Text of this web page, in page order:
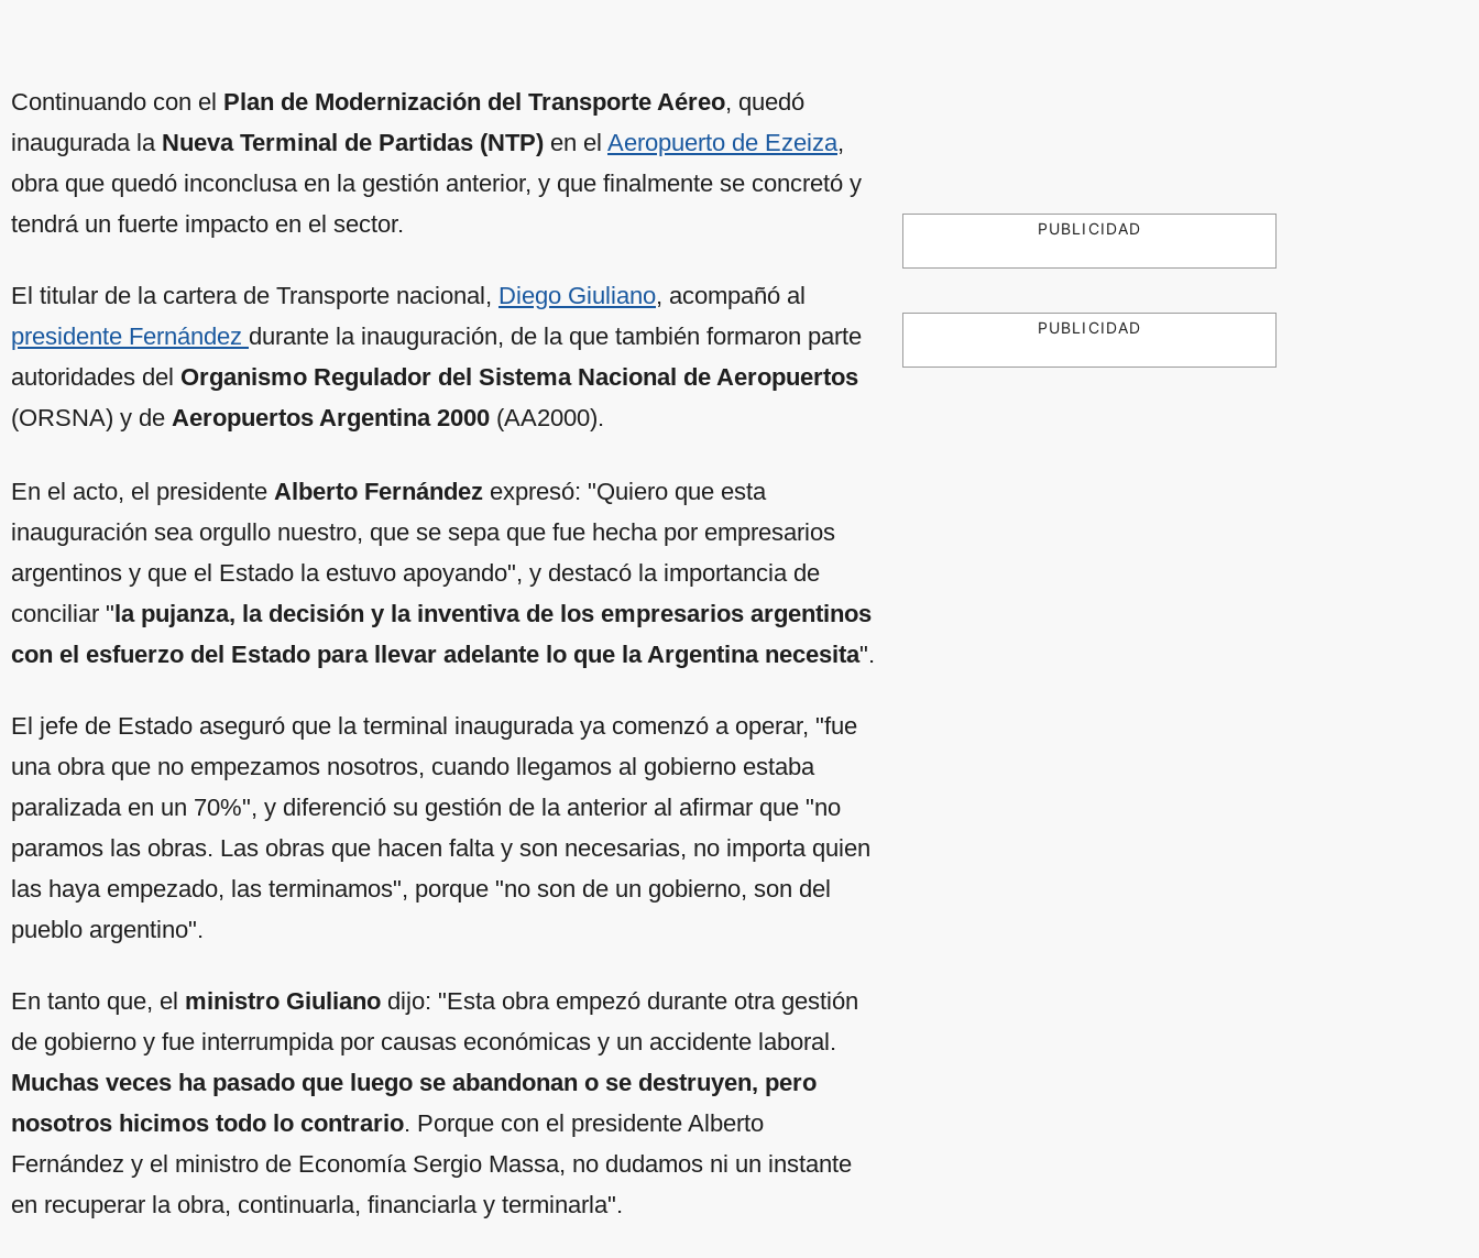
Continuando con el Plan de Modernización del Transporte Aéreo, quedó
inaugurada laNueva Terminal de Partidas (NTP) en el Aeropuerto de Ezeiza,
obra que quedó inconclusa en la gestión anterior, y que finalmente se concretó y
tendrá un fuerte impacto en el sector.
El titular de la cartera de Transporte nacional, Diego Giuliano, acompañó al
presidente Fernández durante la inauguración, de la que también formaron parte
autoridades del Organismo Regulador del Sistema Nacional de Aeropuertos
(ORSNA) y de Aeropuertos Argentina 2000 (AA2000).
En el acto, el presidente Alberto Fernández expresó: "Quiero que esta
inauguración sea orgullo nuestro, que se sepa que fue hecha por empresarios
argentinos y que el Estado la estuvo apoyando", y destacó la importancia de
conciliar "la pujanza, la decisión y la inventiva de los empresarios argentinos
con el esfuerzo del Estado para llevar adelante lo que la Argentina necesita".
El jefe de Estado aseguró que la terminal inaugurada ya comenzó a operar, "fue
una obra que no empezamos nosotros, cuando llegamos al gobierno estaba
paralizada en un 70%", y diferenció su gestión de la anterior al afirmar que "no
paramos las obras. Las obras que hacen falta y son necesarias, no importa quien
las haya empezado, las terminamos", porque "no son de un gobierno, son del
pueblo argentino".
En tanto que, el ministro Giuliano dijo: "Esta obra empezó durante otra gestión
de gobierno y fue interrumpida por causas económicas y un accidente laboral.
Muchas veces ha pasado que luego se abandonan o se destruyen, pero
nosotros hicimos todo lo contrario. Porque con el presidente Alberto
Fernández y el ministro de Economía Sergio Massa, no dudamos ni un instante
en recuperar la obra, continuarla, financiarla y terminarla".
PUBLICIDAD
PUBLICIDAD